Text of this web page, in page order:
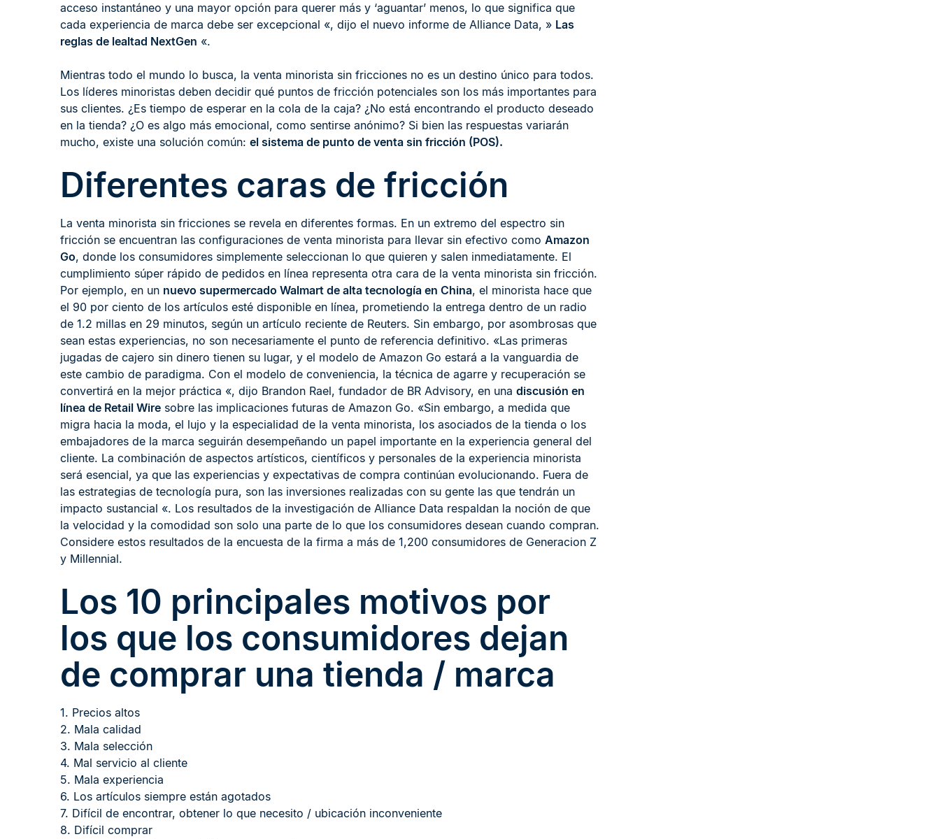
acceso instantáneo y una mayor opción para querer más y ‘aguantar’ menos, lo que significa que
cada experiencia de marca debe ser excepcional «, dijo el nuevo informe de Alliance Data, » Las
reglas de lealtad NextGen «.
Mientras todo el mundo lo busca, la venta minorista sin fricciones no es un destino único para todos.
Los líderes minoristas deben decidir qué puntos de fricción potenciales son los más importantes para
sus clientes. ¿Es tiempo de esperar en la cola de la caja? ¿No está encontrando el producto deseado
en la tienda? ¿O es algo más emocional, como sentirse anónimo? Si bien las respuestas variarán
mucho, existe una solución común: el sistema de punto de venta sin fricción (POS).
Diferentes caras de fricción
La venta minorista sin fricciones se revela en diferentes formas. En un extremo del espectro sin
fricción se encuentran las configuraciones de venta minorista para llevar sin efectivo como Amazon
Go, donde los consumidores simplemente seleccionan lo que quieren y salen inmediatamente. El
cumplimiento súper rápido de pedidos en línea representa otra cara de la venta minorista sin fricción.
Por ejemplo, en un nuevo supermercado Walmart de alta tecnología en China, el minorista hace que
el 90 por ciento de los artículos esté disponible en línea, prometiendo la entrega dentro de un radio
de 1.2 millas en 29 minutos, según un artículo reciente de Reuters. Sin embargo, por asombrosas que
sean estas experiencias, no son necesariamente el punto de referencia definitivo. «Las primeras
jugadas de cajero sin dinero tienen su lugar, y el modelo de Amazon Go estará a la vanguardia de
este cambio de paradigma. Con el modelo de conveniencia, la técnica de agarre y recuperación se
convertirá en la mejor práctica «, dijo Brandon Rael, fundador de BR Advisory, en una discusión en
línea de Retail Wire sobre las implicaciones futuras de Amazon Go. «Sin embargo, a medida que
migra hacia la moda, el lujo y la especialidad de la venta minorista, los asociados de la tienda o los
embajadores de la marca seguirán desempeñando un papel importante en la experiencia general del
cliente. La combinación de aspectos artísticos, científicos y personales de la experiencia minorista
será esencial, ya que las experiencias y expectativas de compra continúan evolucionando. Fuera de
las estrategias de tecnología pura, son las inversiones realizadas con su gente las que tendrán un
impacto sustancial «. Los resultados de la investigación de Alliance Data respaldan la noción de que
la velocidad y la comodidad son solo una parte de lo que los consumidores desean cuando compran.
Considere estos resultados de la encuesta de la firma a más de 1,200 consumidores de Generacion Z
y Millennial.
Los 10 principales motivos por
los que los consumidores dejan
de comprar una tienda / marca
1. Precios altos
2. Mala calidad
3. Mala selección
4. Mal servicio al cliente
5. Mala experiencia
6. Los artículos siempre están agotados
7. Difícil de encontrar, obtener lo que necesito / ubicación inconveniente
8. Difícil comprar